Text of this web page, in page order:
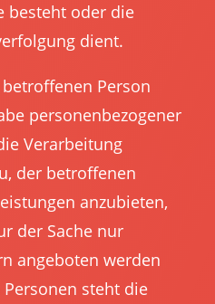
besteht oder die
dient.
Person
personenbezogener
Verarbeitung
der betroffenen
anzubieten,
der Sache nur
angeboten werden
steht die